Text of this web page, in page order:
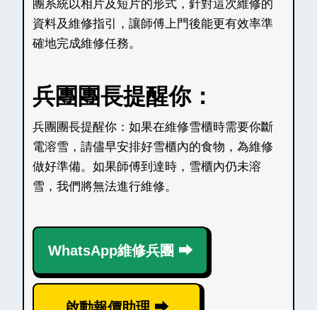
團系統以相片及短片的形式，針對這次維修的
資料及維修指引，讓師傅上門後能更有效率準
確地完成維修任務。
兵團團長提醒你：
兵團團長提醒你：如果在維修雪櫃時需要你斷
電溶雪，請儘早安排好雪櫃內的食物，為維修
做好準備。如果師傅到達時，雪櫃內仍未溶
雪，我們將無法進行維修。
WhatsApp維修兵團 ⮕